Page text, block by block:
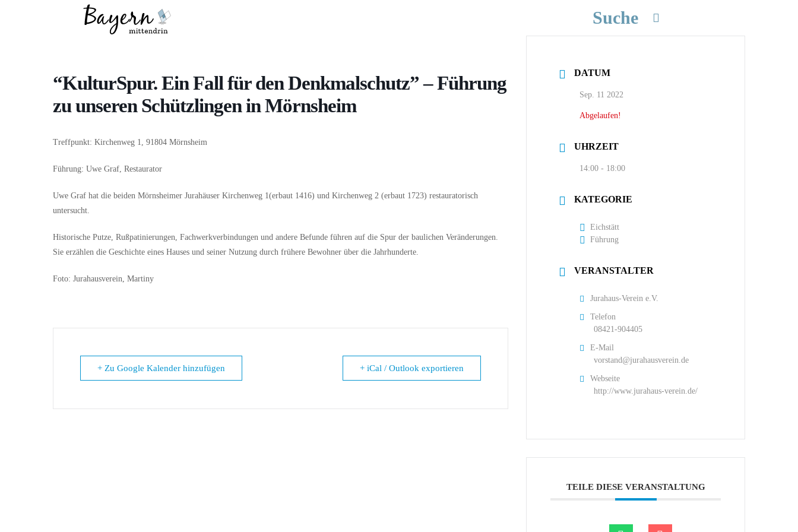
Suche
“KulturSpur. Ein Fall für den Denkmalschutz” – Führung
zu unseren Schützlingen in Mörnsheim
Treffpunkt: Kirchenweg 1, 91804 Mörnsheim
Führung: Uwe Graf, Restaurator
Uwe Graf hat die beiden Mörnsheimer Jurahäuser Kirchenweg 1(erbaut 1416) und Kirchenweg 2 (erbaut 1723) restauratorisch
untersucht.
Historische Putze, Rußpatinierungen, Fachwerkverbindungen und andere Befunde führen auf die Spur der baulichen Veränderungen.
Sie erzählen die Geschichte eines Hauses und seiner Nutzung durch frühere Bewohner über die Jahrhunderte.
Foto: Jurahausverein, Martiny
+ Zu Google Kalender hinzufügen + iCal / Outlook exportieren
DATUM
Sep. 11 2022
Abgelaufen!
UHRZEIT
14:00 - 18:00
KATEGORIE
Eichstätt
Führung
VERANSTALTER
Jurahaus-Verein e.V.
Telefon
08421-904405
E-Mail
vorstand@jurahausverein.de
Webseite
http://www.jurahaus-verein.de/
TEILE DIESE VERANSTALTUNG